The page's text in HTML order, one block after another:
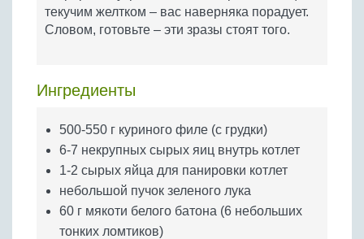
Бобовые
Яйца
текучим желтком – вас наверняка порадует.
Словом, готовьте – эти зразы стоят того.
Ингредиенты
500-550 г куриного филе (с грудки)
6-7 некрупных сырых яиц внутрь котлет
1-2 сырых яйца для панировки котлет
небольшой пучок зеленого лука
60 г мякоти белого батона (6 небольших
тонких ломтиков)